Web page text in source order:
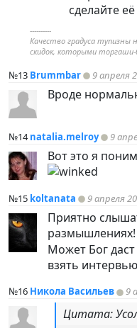
сделайте
----------
Качество градуса тупизны
скидок, которыми торгаши-
№13 Brummbar 9 апреля
Вроде
№14natalia.melroy 9
Вот это я
№15 koltanata 9 апреля
Приятно
Может Бог даст
взять
№16 Никола Васильев 9
Цитата: